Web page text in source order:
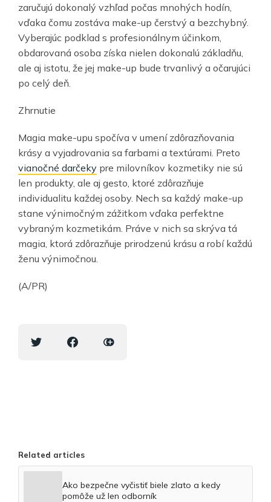
zaručujú dokonalý vzhľad počas mnohých hodín,
vďaka čomu zostáva make-up čerstvý a bezchybný.
Vyberajúc podklad s profesionálnym účinkom,
obdarovaná osoba získa nielen dokonalú základňu,
ale aj istotu, že jej make-up bude trvanlivý a očarujúci
po celý deň.
Zhrnutie
Magia make-upu spočíva v umení zdôrazňovania
krásy a vyjadrovania sa farbami a textúrami. Preto
vianočné darčeky pre milovníkov kozmetiky nie sú
len produkty, ale aj gesto, ktoré zdôrazňuje
individualitu každej osoby. Nech sa každý make-up
stane výnimočným zážitkom vďaka perfektne
vybraným kozmetikám. Práve v nich sa skrýva tá
magia, ktorá zdôrazňuje prirodzenú krásu a robí každú
ženu výnimočnou.
(A/PR)
Related articles
Ako bezpečne vyčistiť biele zlato a kedy
pomôže už len odborník